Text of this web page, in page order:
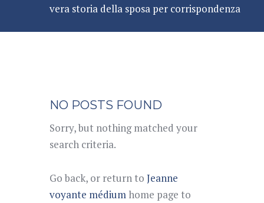
vera storia della sposa per corrispondenza
NO POSTS FOUND
Sorry, but nothing matched your
search criteria.
Go back, or return to Jeanne
voyante médium home page to